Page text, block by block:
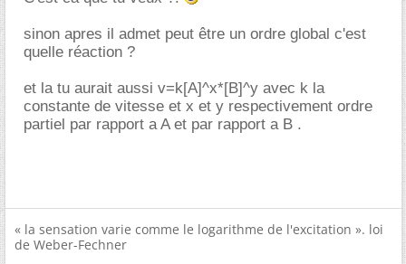
sinon apres il admet peut être un ordre global c'est
quelle réaction ?
et la tu aurait aussi v=k[A]^x*[B]^y avec k la
constante de vitesse et x et y respectivement ordre
partiel par rapport a A et par rapport a B .
« la sensation varie comme le logarithme de l'excitation ». loi
de Weber-Fechner